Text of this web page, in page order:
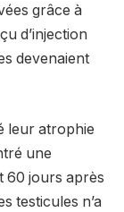
grâce à
d’injection
devenaient
leur atrophie
une
60 jours après
testicules n’a